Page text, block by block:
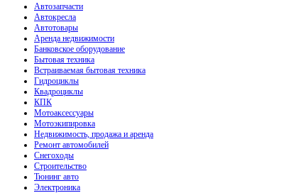
Автозапчасти
Автокресла
Автотовары
Аренда недвижимости
Банковское оборудование
Бытовая техника
Встраиваемая бытовая техника
Гидроциклы
Квадроциклы
КПК
Мотоаксессуары
Мотоэкипировка
Недвижимость, продажа и аренда
Ремонт автомобилей
Снегоходы
Строительство
Тюнинг авто
Электроника